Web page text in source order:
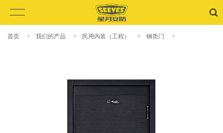
首页 > 我们的产品 > 民用内装（工程） > 钢质门 >